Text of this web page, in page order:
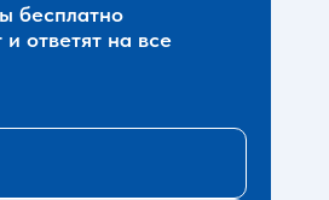
бесплатно
и ответят на все